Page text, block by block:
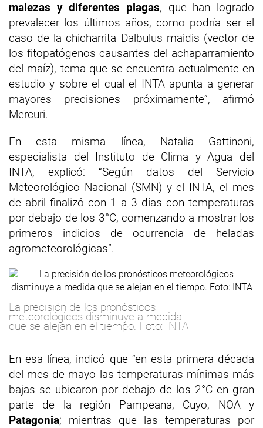
malezas y diferentes plagas, que han logrado
prevalecer los últimos años, como podría ser el
caso de la chicharrita Dalbulus maidis (vector de
los fitopatógenos causantes del achaparramiento
del maíz), tema que se encuentra actualmente en
estudio y sobre el cual el INTA apunta a generar
mayores precisiones próximamente”, afirmó
Mercuri.
En esta misma línea, Natalia Gattinoni,
especialista del Instituto de Clima y Agua del
INTA, explicó: “Según datos del Servicio
Meteorológico Nacional (SMN) y el INTA, el mes
de abril finalizó con 1 a 3 días con temperaturas
por debajo de los 3°C, comenzando a mostrar los
primeros indicios de ocurrencia de heladas
agrometeorológicas”.
La precisión de los pronósticos
meteorológicos disminuye a medida
que se alejan en el tiempo. Foto: INTA
En esa línea, indicó que “en esta primera década
del mes de mayo las temperaturas mínimas más
bajas se ubicaron por debajo de los 2°C en gran
parte de la región Pampeana, Cuyo, NOA y
Patagonia; mientras que las temperaturas por